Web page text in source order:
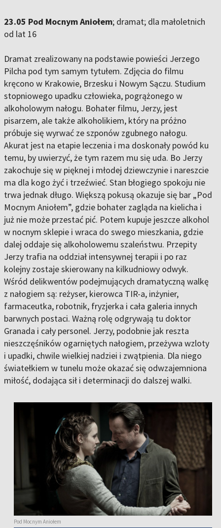
23.05 Pod Mocnym Aniołem; dramat; dla małoletnich
od lat 16
Dramat zrealizowany na podstawie powieści Jerzego
Pilcha pod tym samym tytułem. Zdjęcia do filmu
kręcono w Krakowie, Brzesku i Nowym Sączu. Studium
stopniowego upadku człowieka, pogrążonego w
alkoholowym nałogu. Bohater filmu, Jerzy, jest
pisarzem, ale także alkoholikiem, który na próżno
próbuje się wyrwać ze szponów zgubnego nałogu.
Akurat jest na etapie leczenia i ma doskonały powód ku
temu, by uwierzyć, że tym razem mu się uda. Bo Jerzy
zakochuje się w pięknej i młodej dziewczynie i nareszcie
ma dla kogo żyć i trzeźwieć. Stan błogiego spokoju nie
trwa jednak długo. Większą pokusą okazuje się bar „Pod
Mocnym Aniołem”, gdzie bohater zagląda na kielicha i
już nie może przestać pić. Potem kupuje jeszcze alkohol
w nocnym sklepie i wraca do swego mieszkania, gdzie
dalej oddaje się alkoholowemu szaleństwu. Przepity
Jerzy trafia na oddział intensywnej terapii i po raz
kolejny zostaje skierowany na kilkudniowy odwyk.
Wśród delikwentów podejmujących dramatyczną walkę
z nałogiem są: reżyser, kierowca TIR-a, inżynier,
farmaceutka, robotnik, fryzjerka i cała galeria innych
barwnych postaci. Ważną rolę odgrywają tu doktor
Granada i cały personel. Jerzy, podobnie jak reszta
nieszczęśników ogarniętych nałogiem, przeżywa wzloty
i upadki, chwile wielkiej nadziei i zwątpienia. Dla niego
światełkiem w tunelu może okazać się odwzajemniona
miłość, dodająca sił i determinacji do dalszej walki.
Pod Mocnym Aniołem